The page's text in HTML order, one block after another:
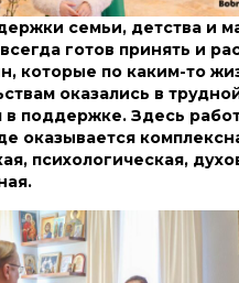
деньгами
доверия для будущих
80 20
семьи, детства и
готов принять и
которые по каким-то
оказались в
в поддержке. Здесь
оказывается
психологическая,